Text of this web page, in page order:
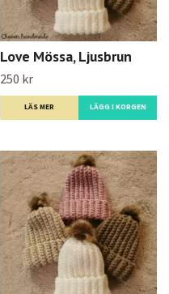
Love Mössa, Ljusbrun
250 kr
LÄS MER LÄGG I KORGEN